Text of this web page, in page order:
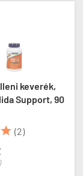
keverék,
Support, 90
 (2)